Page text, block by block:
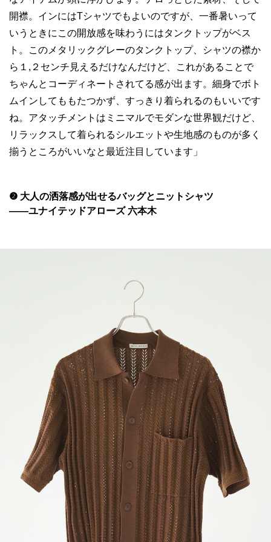
開襟。インにはTシャツでもよいのですが、一番暑いって
いうときにこの開放感を味わうにはタンクトップがベス
ト。このメタリックグレーのタンクトップ、シャツの襟か
ら１,２センチ見えるだけなんだけど、これがあることで
ちゃんとコーディネートされてる感が出ます。細身でボト
ムインしてももたつかず、すっきり着られるのもいいです
ね。アタッチメントはミニマルでモダンな世界観だけど、
リラックスして着られるシルエットや生地感のものが多く
揃うところがいいなと最近注目しています」
❷ 大人の洒落感が出せるバッグとニットシャツ
——ユナイテッドアローズ 六本木